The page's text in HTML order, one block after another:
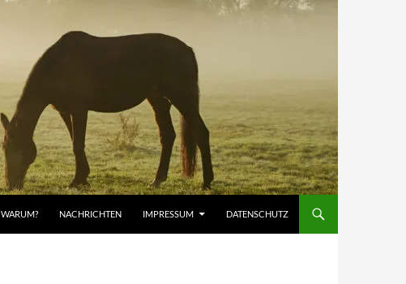
WARUM? NACHRICHTEN IMPRESSUM DATENSCHUTZ